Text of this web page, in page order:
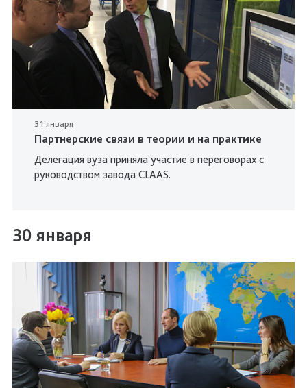
31 января
Партнерские связи в теории и на практике
Делегация вуза приняла участие в переговорах с
руководством завода CLAAS.
30 января